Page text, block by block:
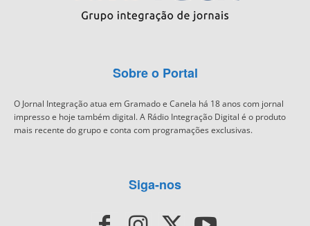
Sobre o Portal
O Jornal Integração atua em Gramado e Canela há 18 anos com jornal
impresso e hoje também digital. A Rádio Integração Digital é o produto
mais recente do grupo e conta com programações exclusivas.
Siga-nos